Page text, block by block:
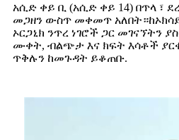
አሲድ ቀይ ቢ (አሲድ ቀይ 14) በጥላ ፣
መጋዘን ውስጥ መቀመጥ
ኦርጋኒክ ንጥረ ነገሮች ጋር መገናኘትን
ሙቀት, ብልጭታ እና ክፍት እሳቶች
ጥቅሉን ከመጉዳት ይቆጠቡ.